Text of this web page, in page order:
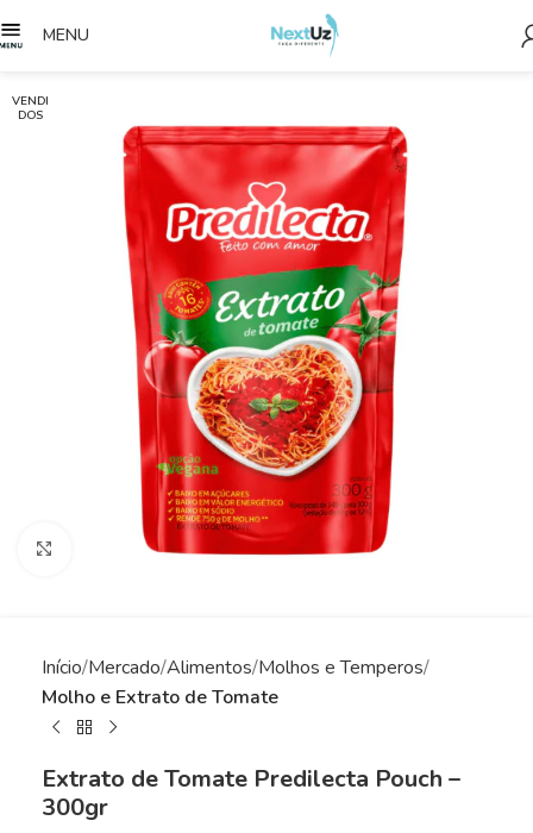
MENU
VENDI
DOS
Clique para ampliar
Início Mercado Alimentos Molhos e Temperos
Molho e Extrato de Tomate
Extrato de Tomate Predilecta Pouch –
300gr